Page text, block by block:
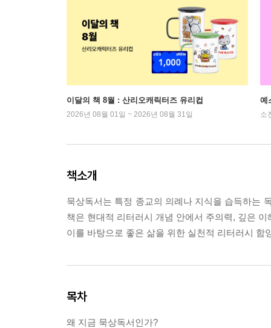
이달의 책 8월 : 산리오캐릭터즈 유리컵
2026년 08월 01일 ~ 2026년 08월 31일
예
소
책소개
묵상독서는 특정 종교의 의례나 지식을 습득하는
책은 현대적 리터러시 개념 안에서 주의력, 깊은
이를 바탕으로 좋은 삶을 위한 실천적 리터러시 함
목차
왜 지금 묵상독서인가?